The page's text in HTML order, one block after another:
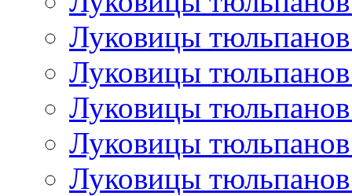
Луковицы
Луковицы
Луковицы
Луковицы
Луковицы